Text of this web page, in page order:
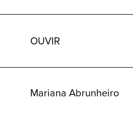
OUVIR
Mariana Abrunheiro